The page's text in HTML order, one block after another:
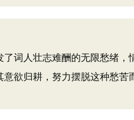
人壮志难酬的无限愁绪，情
欲归耕，努力摆脱这种愁苦